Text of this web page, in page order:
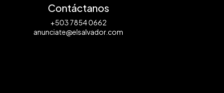
Contáctanos
+503 7854 0662
anunciate@elsalvador.com